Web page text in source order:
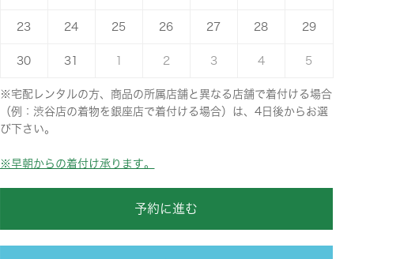
23 24 25 26 27 28 29
30 31 2 3 4 5
※宅配レンタルの方、商品の所属店舗と異なる店舗で着付ける場合
（例：渋谷店の着物を銀座店で着付ける場合）は、4日後からお選
び下さい。
※早朝からの着付け承ります。
予約に進む